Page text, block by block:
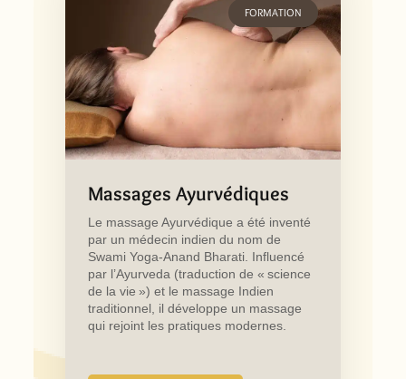
FORMATION
Massages Ayurvédiques
Le massage Ayurvédique a été inventé
par un médecin indien du nom de
Swami Yoga-Anand Bharati. Influencé
par l’Ayurveda (traduction de « science
de la vie ») et le massage Indien
traditionnel, il développe un massage
qui rejoint les pratiques modernes.